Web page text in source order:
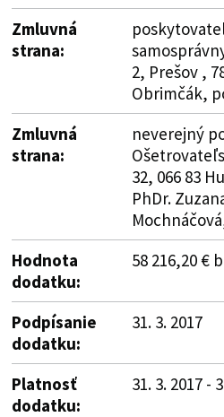
Zmluvná
strana:
2, Prešov ,
Obrimčák,
Zmluvná
strana:
neverejný
32, 066 83
PhDr.
Hodnota
dodatku:
58 216,20 €
Podpísanie
dodatku:
31. 3. 2017
Platnosť
dodatku:
31. 3. 2017 -